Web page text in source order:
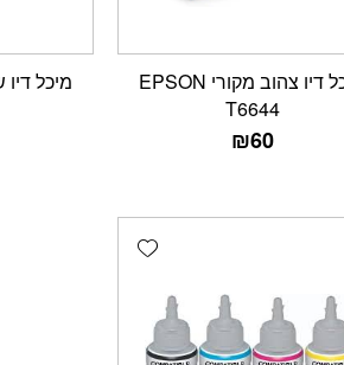
מיכל דיו צהוב מקורי EPSON
T6644
₪60
Add wishlist